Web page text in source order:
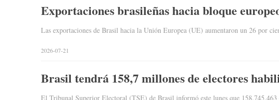
Exportaciones brasileñas hacia bloque
Las exportaciones de Brasil hacia la Unión Europea (UE) aumentaron un 26 por
2026-07-21
Brasil tendrá 158,7 millones de electores
El Tribunal Superior Electoral (TSE) de Brasil informó este lunes que